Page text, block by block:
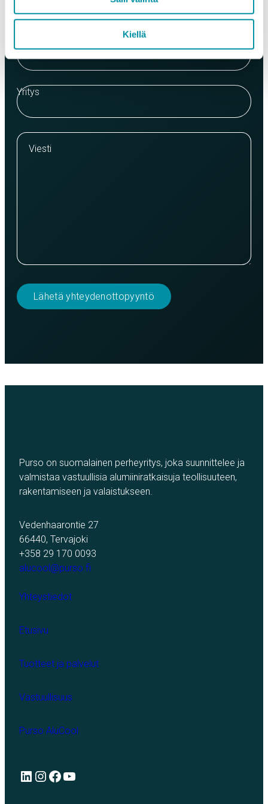
Kiellä
Yritys
Viesti
Lähetä yhteydenottopyyntö
Purso on suomalainen perheyritys, joka suunnittelee ja
valmistaa vastuullisia alumiiniratkaisuja teollisuuteen,
rakentamiseen ja valaistukseen.
Vedenhaarontie 27
66440, Tervajoki
+358 29 170 0093
alucool@purso.fi
Yhteystiedot
Etusivu
Tuotteet ja palvelut
Vastuullisuus
Purso AluCool
LinkedIn
Instagram
Facebook
YouTube